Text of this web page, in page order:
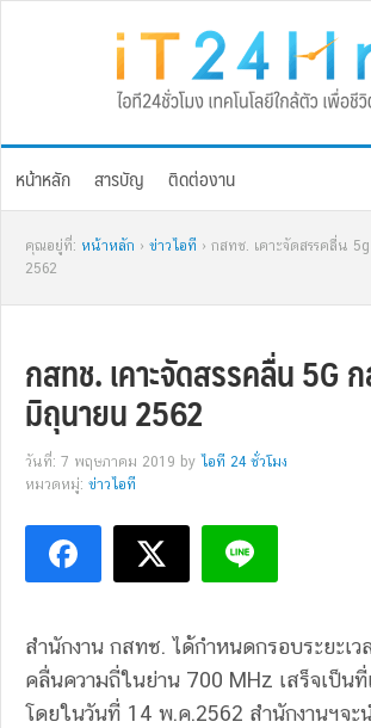
หน้าหลัก สารบัญ ติดต่องาน
คุณอยู่ที่: หน้าหลัก › ข่าวไอที › กสทช. เคาะจัดสรรคลื่น
2562
กสทช. เคาะจัดสรรคลื่น 5G
มิถุนายน 2562
วันที่: 7 พฤษภาคม 2019 by ไอที 24 ชั่วโมง
หมวดหมู่: ข่าวไอที
สำนักงาน กสทช. ได้กำหนดกรอบระยะเว
คลื่นความถี่ในย่าน 700 MHz เสร็จเป็นที่
โดยในวันที่ 14 พ.ค.2562 สำนักงานฯจะ